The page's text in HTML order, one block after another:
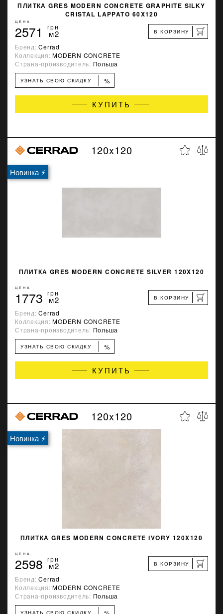
ПЛИТКА GRES MODERN CONCRETE GRAPHITE SILKY
CRISTAL LAPPATO 60X120
ЦЕНА
2571 грн
м2 В КОРЗИНУ
Бренд:Cerrad
Коллекция:MODERN CONCRETE
Страна-производитель: Польша
УЗНАТЬ СВОЮ СКИДКУ %
КУПИТЬ
Новинка ⚡
120x120
ПЛИТКА GRES MODERN CONCRETE SILVER 120X120
ЦЕНА
1773 грн
м2 В КОРЗИНУ
Бренд:Cerrad
Коллекция:MODERN CONCRETE
Страна-производитель: Польша
УЗНАТЬ СВОЮ СКИДКУ %
КУПИТЬ
Новинка ⚡
120x120
ПЛИТКА GRES MODERN CONCRETE IVORY 120X120
ЦЕНА
2598 грн
м2 В КОРЗИНУ
Бренд:Cerrad
Коллекция:MODERN CONCRETE
Страна-производитель: Польша
УЗНАТЬ СВОЮ СКИДКУ